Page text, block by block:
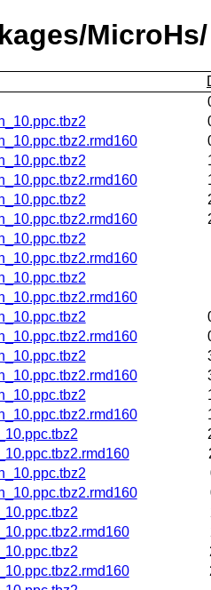
MicroHs/